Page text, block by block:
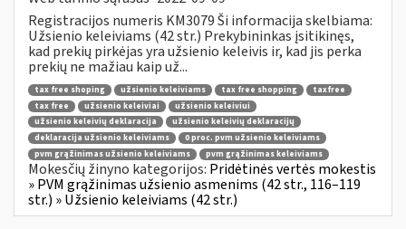
Registracijos numeris KM3079 Ši informacija skelbiama:
Užsienio keleiviams (42 str.) Prekybininkas įsitikinęs,
kad prekių pirkėjas yra užsienio keleivis ir, kad jis perka
prekių ne mažiau kaip už...
tax free shoping užsienio keleiviams tax free shopping
taxfree
tax free
užsienio keleiviai
užsienio keleiviui
užsienio keleivių deklaracija
užsienio keleivių deklaracijų
deklaracija užsienio keleiviams
0 proc. pvm užsienio keleiviams
pvm grąžinimas užsienio keleiviams
pvm grąžinimas keleiviams
Mokesčių žinyno kategorijos: Pridėtinės vertės mokestis
» PVM grąžinimas užsienio asmenims (42 str., 116–119
str.) » Užsienio keleiviams (42 str.)